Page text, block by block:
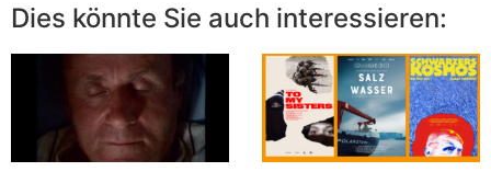
Dies könnte Sie auch interessieren: